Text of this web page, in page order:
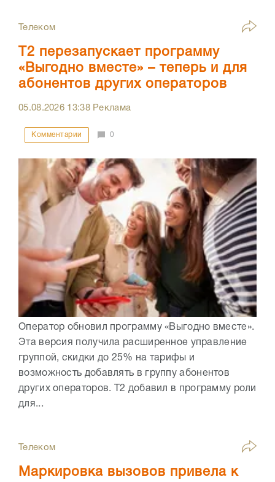
Телеком
Т2 перезапускает программу
«Выгодно вместе» – теперь и для
абонентов других операторов
05.08.2026 13:38Реклама
Комментарии 0
Оператор обновил программу «Выгодно вместе».
Эта версия получила расширенное управление
группой, скидки до 25% на тарифы и
возможность добавлять в группу абонентов
других операторов. Т2 добавил в программу роли
для...
Телеком
Маркировка вызовов привела к